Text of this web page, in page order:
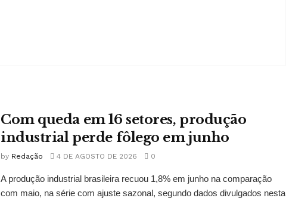
Com queda em 16 setores, produção
industrial perde fôlego em junho
by Redação 4 DE AGOSTO DE 2026 0
A produção industrial brasileira recuou 1,8% em junho na comparação
com maio, na série com ajuste sazonal, segundo dados divulgados nesta